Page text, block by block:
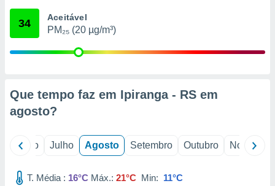
através
34 Aceitável
PM₂₅ (20 µg/m³)
Que tempo faz em Ipiranga - RS em
agosto?
Junho Julho Agosto Setembro Outubro Novembro
T. Média : 16°C Máx.: 21°C Min: 11°C